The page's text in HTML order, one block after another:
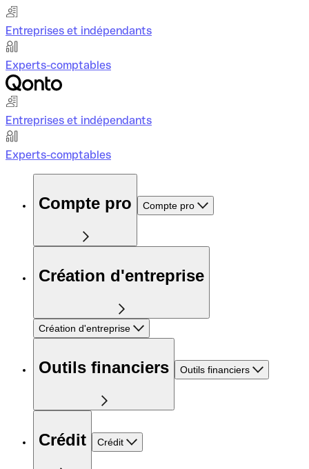
Entreprises et indépendants
Experts-comptables
Entreprises et indépendants
Experts-comptables
Compte pro Compte pro
Création d'entreprise
Création d'entreprise
Outils financiers Outils financiers
Crédit Crédit